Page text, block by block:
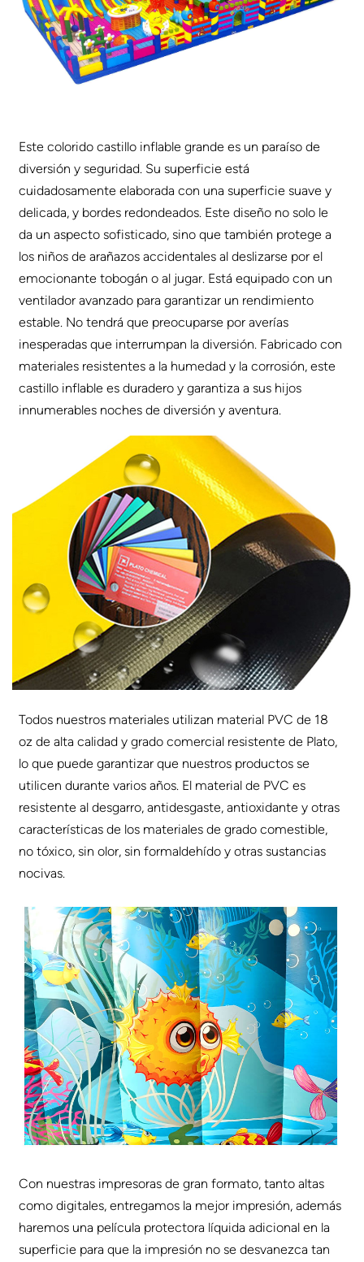
Este colorido castillo inflable grande es un paraíso de
diversión y seguridad. Su superficie está
cuidadosamente elaborada con una superficie suave y
delicada, y bordes redondeados. Este diseño no solo le
da un aspecto sofisticado, sino que también protege a
los niños de arañazos accidentales al deslizarse por el
emocionante tobogán o al jugar. Está equipado con un
ventilador avanzado para garantizar un rendimiento
estable. No tendrá que preocuparse por averías
inesperadas que interrumpan la diversión. Fabricado con
materiales resistentes a la humedad y la corrosión, este
castillo inflable es duradero y garantiza a sus hijos
innumerables noches de diversión y aventura.
Todos nuestros materiales utilizan material PVC de 18
oz de alta calidad y grado comercial resistente de Plato,
lo que puede garantizar que nuestros productos se
utilicen durante varios años. El material de PVC es
resistente al desgarro, antidesgaste, antioxidante y otras
características de los materiales de grado comestible,
no tóxico, sin olor, sin formaldehído y otras sustancias
nocivas.
Con nuestras impresoras de gran formato, tanto altas
como digitales, entregamos la mejor impresión, además
haremos una película protectora líquida adicional en la
superficie para que la impresión no se desvanezca tan